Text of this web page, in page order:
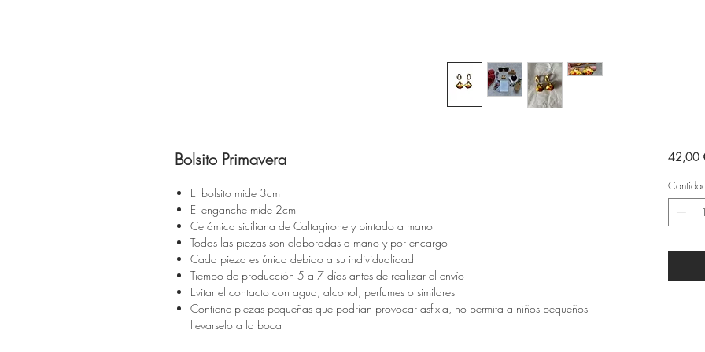
Bolsito Primavera
El bolsito mide 3cm
El enganche mide 2cm
Cerámica siciliana de Caltagirone y pintado a mano
Todas las piezas son elaboradas a mano y por encargo
Cada pieza es única debido a su individualidad
Tiempo de producción 5 a 7 días antes de realizar el envío
Evitar el contacto con agua, alcohol, perfumes o similares
Contiene piezas pequeñas que podrían provocar asfixia, no permita a niños pequeños
llevarselo a la boca
42,00